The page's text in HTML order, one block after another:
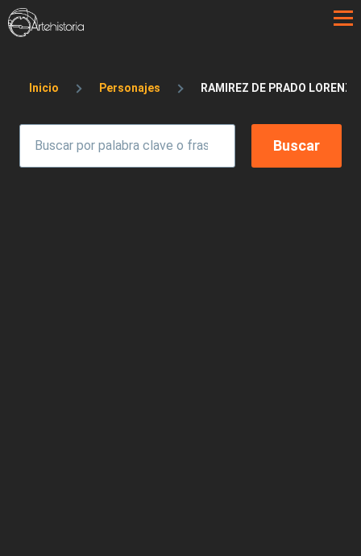
Pasar al contenido principal
Sobrescribir enlaces de ayuda a la
Inicio Personajes RAMIREZ DE PRADO LORENZO